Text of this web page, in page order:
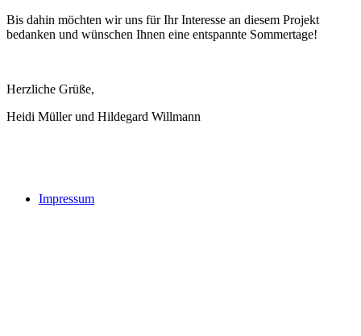
Bis dahin möchten wir uns für Ihr Interesse an diesem Projekt
bedanken und wünschen Ihnen eine entspannte Sommertage!
Herzliche Grüße,
Heidi Müller und Hildegard Willmann
Impressum